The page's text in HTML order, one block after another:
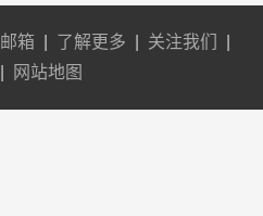
邮箱 了解更多 关注我们
网站地图